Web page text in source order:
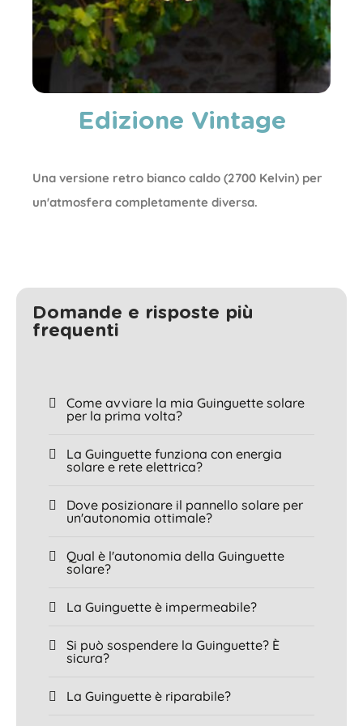
Edizione Vintage
Una versione retro bianco caldo (2700 Kelvin) per
un'atmosfera completamente diversa.
Domande e risposte più
frequenti
Come avviare la mia Guinguette solare
per la prima volta?
La Guinguette funziona con energia
solare e rete elettrica?
Dove posizionare il pannello solare per
un'autonomia ottimale?
Qual è l'autonomia della Guinguette
solare?
La Guinguette è impermeabile?
Si può sospendere la Guinguette? È
sicura?
La Guinguette è riparabile?